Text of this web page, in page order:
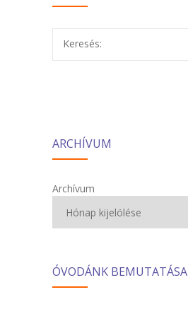
Keresés:
ARCHÍVUM
Archívum
ÓVODÁNK BEMUTATÁSA